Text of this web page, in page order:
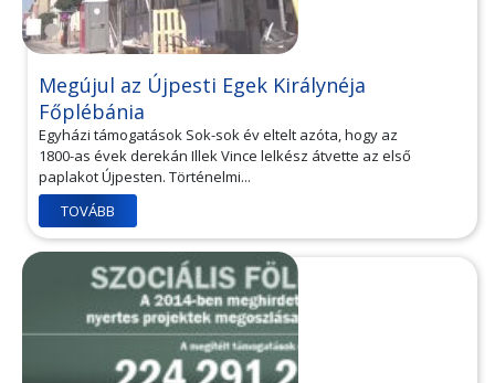
Megújul az Újpesti Egek Királynéja
Főplébánia
Egyházi támogatások Sok-sok év eltelt azóta, hogy az
1800-as évek derekán Illek Vince lelkész átvette az első
paplakot Újpesten. Történelmi...
TOVÁBB